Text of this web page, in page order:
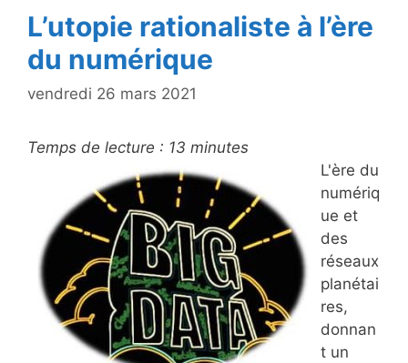
L’utopie rationaliste à l’ère
du numérique
vendredi 26 mars 2021
Temps de lecture : 13 minutes
L'ère du
numériq
ue et
des
réseaux
planétai
res,
donnan
t un